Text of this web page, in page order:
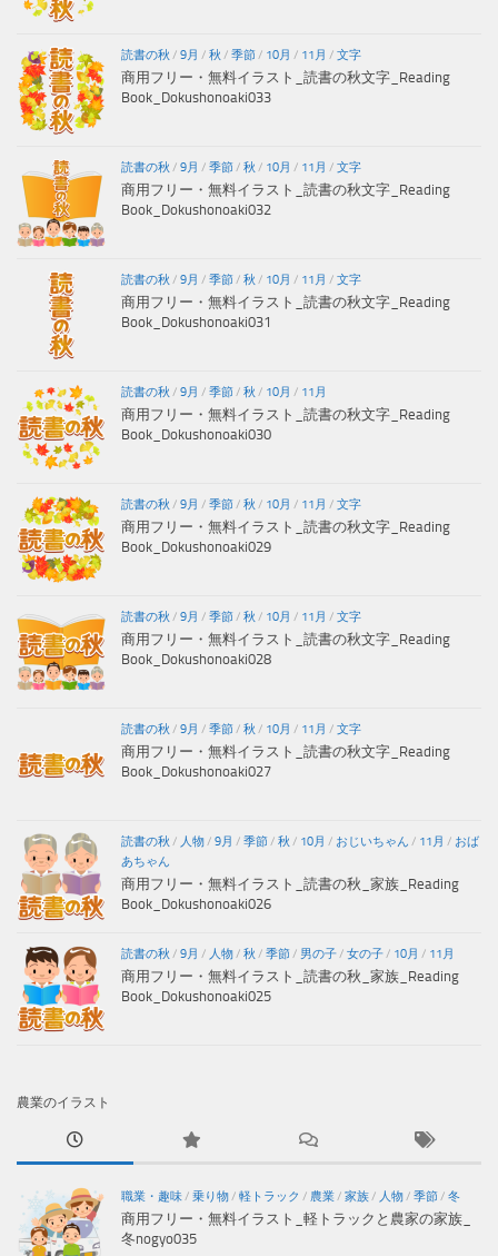
読書の秋 / 9月 / 秋 / 季節/ 10月 / 11月 / 文字
商用フリー・無料イラスト_読書の秋文字_Reading
Book_Dokushonoaki033
読書の秋 / 9月 / 季節/ 秋 / 10月 / 11月 / 文字
商用フリー・無料イラスト_読書の秋文字_Reading
Book_Dokushonoaki032
読書の秋 / 9月 / 季節/ 秋 / 10月 / 11月 / 文字
商用フリー・無料イラスト_読書の秋文字_Reading
Book_Dokushonoaki031
読書の秋 / 9月 / 季節/ 秋 / 10月 / 11月
商用フリー・無料イラスト_読書の秋文字_Reading
Book_Dokushonoaki030
読書の秋 / 9月 / 季節/ 秋 / 10月 / 11月 / 文字
商用フリー・無料イラスト_読書の秋文字_Reading
Book_Dokushonoaki029
読書の秋 / 9月 / 季節/ 秋 / 10月 / 11月 / 文字
商用フリー・無料イラスト_読書の秋文字_Reading
Book_Dokushonoaki028
読書の秋 / 9月 / 季節/ 秋 / 10月 / 11月 / 文字
商用フリー・無料イラスト_読書の秋文字_Reading
Book_Dokushonoaki027
読書の秋 / 人物/ 9月 / 季節/ 秋 / 10月 / おじいちゃん / 11月 / おば
あちゃん
商用フリー・無料イラスト_読書の秋_家族_Reading
Book_Dokushonoaki026
読書の秋 / 9月 / 人物/ 秋 / 季節/ 男の子/ 女の子/ 10月 / 11月
商用フリー・無料イラスト_読書の秋_家族_Reading
Book_Dokushonoaki025
農業のイラスト
職業・趣味/ 乗り物/ 軽トラック / 農業/ 家族/ 人物/ 季節/ 冬
商用フリー・無料イラスト_軽トラックと農家の家族_
冬nogyo035